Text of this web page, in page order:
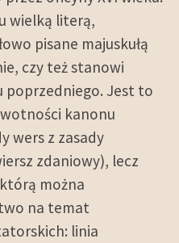
wielką literą,
pisane majuskułą
czy też stanowi
poprzedniego. Jest to
kanonu
wers z zasady
zdaniowy), lecz
można
na temat
linia